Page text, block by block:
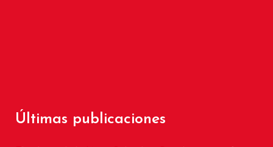
Últimas publicaciones